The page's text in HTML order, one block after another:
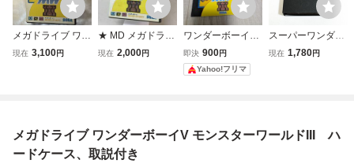
メガドライブ ワン
ダーボーイV モン
現在 3,100円
★ MD メガドライ
ブ モンスターワー
現在 2,000円
ワンダーボーイV
モンスターワール
ドIII SEGA 説明書
のみ
即決 900円
Yahoo!フリマ
スーパーワンダー
ボーイ モンスター
現在 1,780円
メガドライブ ワンダーボーイV モンスターワールドIII ハ
ードケース、取説付き